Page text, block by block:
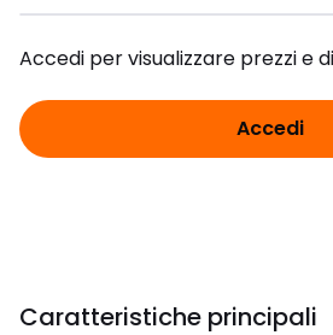
Accedi per visualizzare prezzi e
Accedi
Caratteristiche principali